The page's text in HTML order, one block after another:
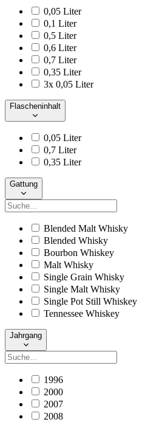
0,05 Liter
0,1 Liter
0,5 Liter
0,6 Liter
0,7 Liter
0,35 Liter
3x 0,05 Liter
Flascheninhalt
0,05 Liter
0,7 Liter
0,35 Liter
Gattung
Blended Malt Whisky
Blended Whisky
Bourbon Whiskey
Malt Whisky
Single Grain Whisky
Single Malt Whisky
Single Pot Still Whiskey
Tennessee Whiskey
Jahrgang
1996
2000
2007
2008